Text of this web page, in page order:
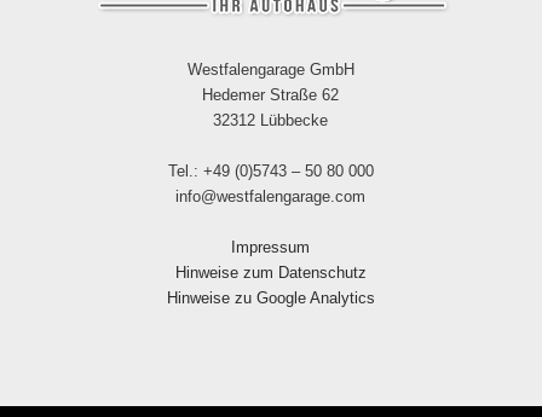
Westfalengarage GmbH
Hedemer Straße 62
32312 Lübbecke
Tel.: +49 (0)5743 – 50 80 000
info@westfalengarage.com
Impressum
Hinweise zum Datenschutz
Hinweise zu Google Analytics